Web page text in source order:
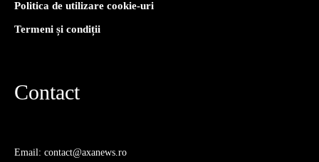
Politica de utilizare cookie-uri
Termeni și condiții
Contact
Email: contact@axanews.ro